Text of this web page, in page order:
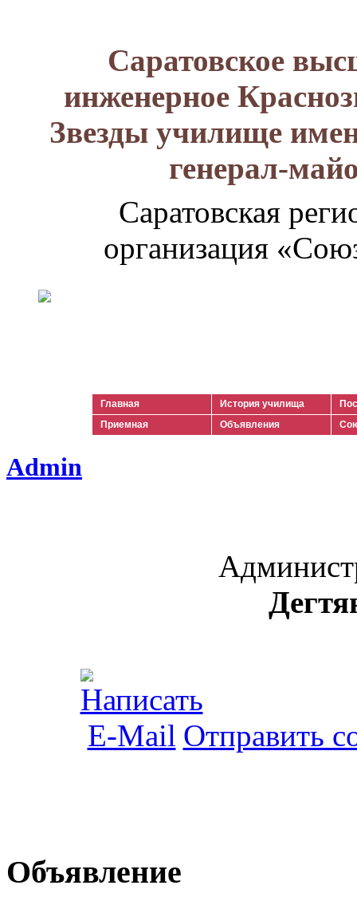
Саратовское
инженерное
Звезды училище
генерал-
Саратовская
организация
Главная История училища
Приемная
Объявления
Admin
Отправить
Объявление